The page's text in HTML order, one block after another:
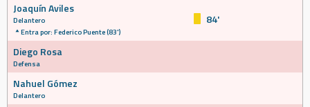
Joaquín Aviles
Delantero
Entra por: Federico Puente (83')
84'
Diego Rosa
Defensa
Nahuel Gómez
Delantero